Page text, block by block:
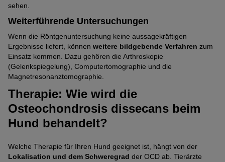
sehen.
Weiterführende Untersuchungen
Wenn die Röntgenuntersuchung keine aussagekräftigen
Ergebnisse liefert, können weitere bildgebende Verfahren zum
Einsatz kommen. Dazu gehören die Arthroskopie
(Gelenkspiegelung), Computertomographie und die
Magnetresonanztomographie.
Therapie: Wie wird die
Osteochondrosis dissecans beim
Hund behandelt?
Welche Therapie für Ihren Hund geeignet ist, hängt von der
Lokalisation und dem Schweregrad der OCD ab. Tierärzte